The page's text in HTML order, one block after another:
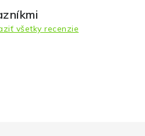
všetky recenzie